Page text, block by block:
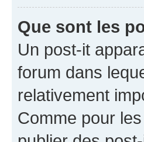
Que sont les
Un post-it
forum dans
relativement
Comme pour